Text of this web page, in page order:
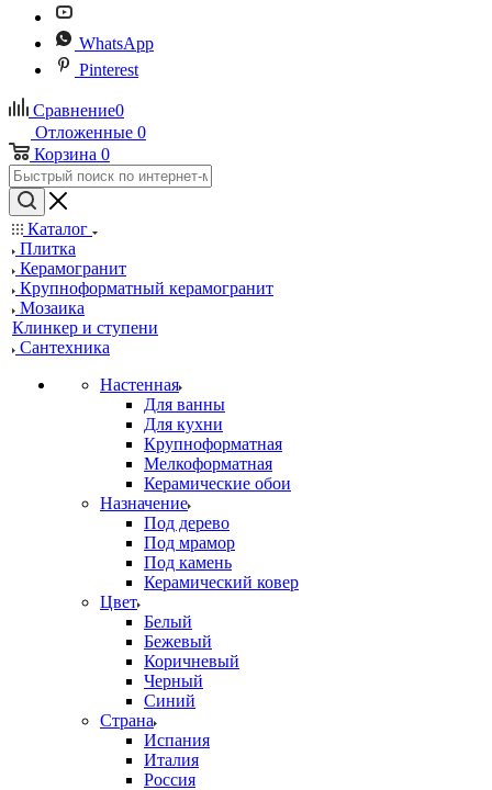
WhatsApp
Pinterest
Сравнение0
Отложенные 0
Корзина 0
Каталог
Плитка
Керамогранит
Крупноформатный керамогранит
Мозаика
Клинкер и ступени
Сантехника
Настенная
Для ванны
Для кухни
Крупноформатная
Мелкоформатная
Керамические обои
Назначение
Под дерево
Под мрамор
Под камень
Керамический ковер
Цвет
Белый
Бежевый
Коричневый
Черный
Синий
Страна
Испания
Италия
Россия